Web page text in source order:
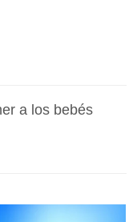
a los bebés